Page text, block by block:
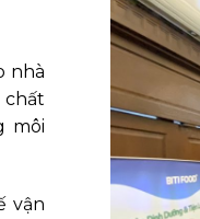
nhà
chất
môi
vận